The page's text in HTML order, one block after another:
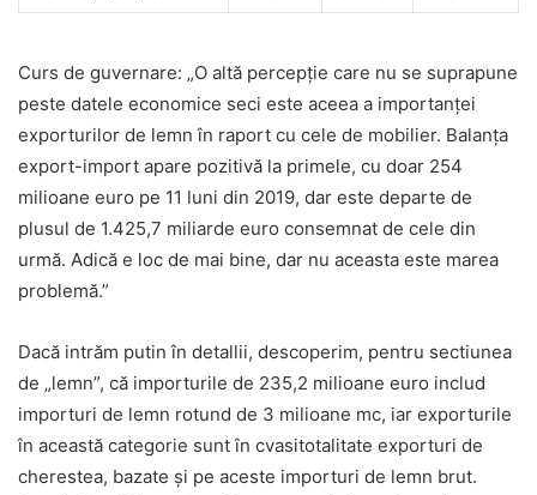
Curs de guvernare: „O altă percepție care nu se suprapune
peste datele economice seci este aceea a importanței
exporturilor de lemn în raport cu cele de mobilier. Balanța
export-import apare pozitivă la primele, cu doar 254
milioane euro pe 11 luni din 2019, dar este departe de
plusul de 1.425,7 miliarde euro consemnat de cele din
urmă. Adică e loc de mai bine, dar nu aceasta este marea
problemă.”
Dacă intrăm putin în detallii, descoperim, pentru sectiunea
de „lemn”, că importurile de 235,2 milioane euro includ
importuri de lemn rotund de 3 milioane mc, iar exporturile
în această categorie sunt în cvasitotalitate exporturi de
cherestea, bazate și pe aceste importuri de lemn brut.